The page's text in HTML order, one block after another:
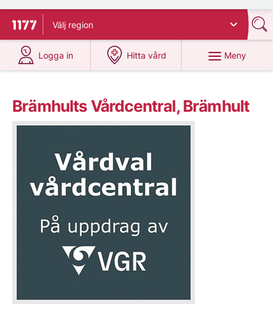
Till startsidan för 1177
Välj region
Logga in
på 1177.se
Hitta vård
på 1177.se
Meny
Brämhults Vårdcentral, Brämhult